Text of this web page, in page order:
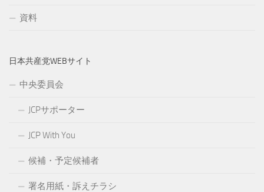
資料
日本共産党WEBサイト
中央委員会
JCPサポーター
JCP With You
候補・予定候補者
署名用紙・訴えチラシ